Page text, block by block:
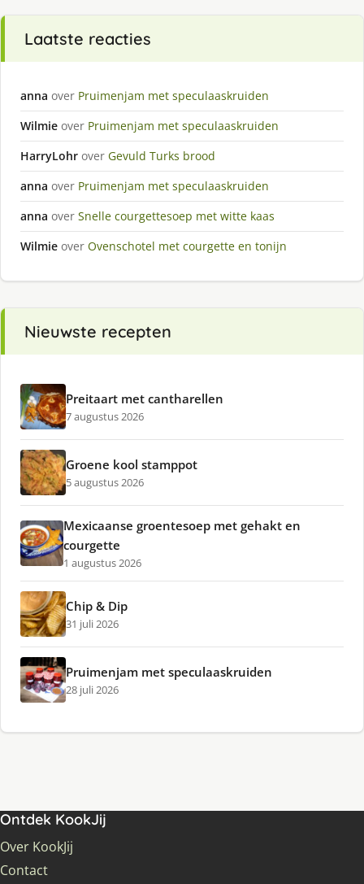
Laatste reacties
anna over Pruimenjam met speculaaskruiden
Wilmie over Pruimenjam met speculaaskruiden
HarryLohr over Gevuld Turks brood
anna over Pruimenjam met speculaaskruiden
anna over Snelle courgettesoep met witte kaas
Wilmie over Ovenschotel met courgette en tonijn
Nieuwste recepten
Preitaart met cantharellen
7 augustus 2026
Groene kool stamppot
5 augustus 2026
Mexicaanse groentesoep met gehakt en
courgette
1 augustus 2026
Chip & Dip
31 juli 2026
Pruimenjam met speculaaskruiden
28 juli 2026
Ontdek KookJij
Over KookJij
Contact